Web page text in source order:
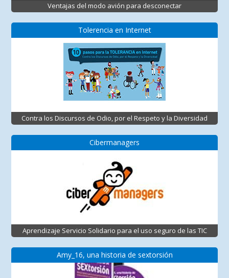
Ventajas del modo avión para desconectar
Tolerencia en Internet
Contra los Discursos de Odio, por el Respeto y la Diversidad
Cibermanagers
Aprendizaje Servicio Solidario para el uso seguro de las TIC
Amy_16, una historia de sextorsión